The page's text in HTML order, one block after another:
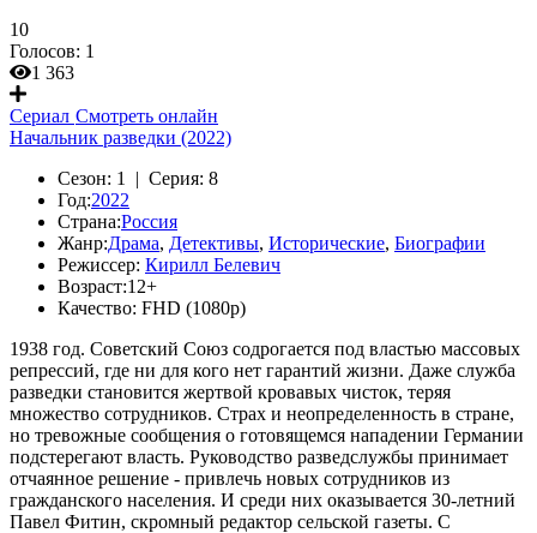
10
Голосов: 1
1 363
Сериал Смотреть онлайн
Начальник разведки (2022)
Сезон: 1 | Серия: 8
Год:2022
Страна:Россия
Жанр:Драма, Детективы, Исторические, Биографии
Режиссер: Кирилл Белевич
Возраст:12+
Качество: FHD (1080p)
1938 год. Советский Союз содрогается под властью массовых
репрессий, где ни для кого нет гарантий жизни. Даже служба
разведки становится жертвой кровавых чисток, теряя
множество сотрудников. Страх и неопределенность в стране,
но тревожные сообщения о готовящемся нападении Германии
подстерегают власть. Руководство разведслужбы принимает
отчаянное решение - привлечь новых сотрудников из
гражданского населения. И среди них оказывается 30-летний
Павел Фитин, скромный редактор сельской газеты. С